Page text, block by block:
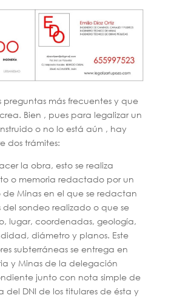
preguntas más frecuentes y que
Bien , pues para legalizar un
o no lo está aún , hay
dos trámites:
la obra, esto se realiza
o memoria redactado por un
de Minas en el que se redactan
del sondeo realizado o que se
lugar, coordenadas, geología,
diámetro y planos. Este
subterráneas se entrega en
y Minas de la delegación
junto con nota simple de
DNI de los titulares de ésta y